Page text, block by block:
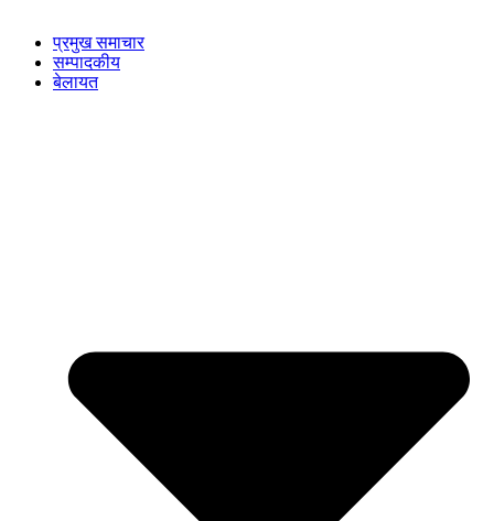
प्रमुख समाचार
सम्पादकीय
बेलायत